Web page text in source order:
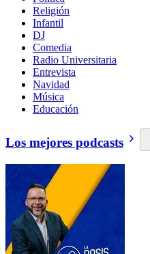
Religión
Infantil
DJ
Comedia
Radio Universitaria
Entrevista
Navidad
Música
Educación
Los mejores podcasts